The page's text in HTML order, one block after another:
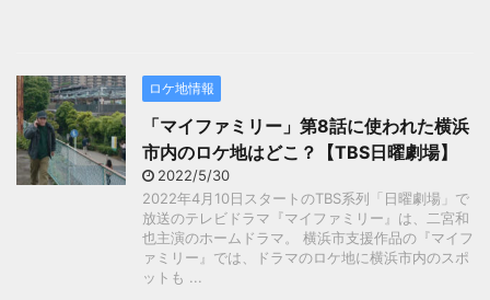
ロケ地情報
「マイファミリー」第8話に使われた横浜
市内のロケ地はどこ？【TBS日曜劇場】
2022/5/30
2022年4月10日スタートのTBS系列「日曜劇場」で
放送のテレビドラマ『マイファミリー』は、二宮和
也主演のホームドラマ。 横浜市支援作品の『マイフ
ァミリー』では、ドラマのロケ地に横浜市内のスポ
ットも ...